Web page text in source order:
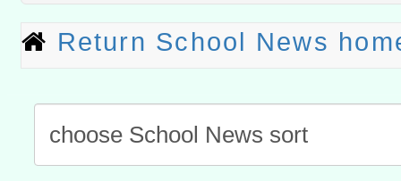
結果公告(無人報名，續辦
適應運動共學行動站研習
本館辦理115年度閱讀磐
讀推動專業研習
科技賦能─人工智慧(AI)工
程
A3數位素養講師名單
Return School News